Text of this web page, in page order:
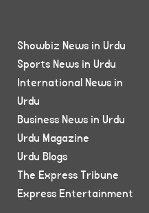
Showbiz News in Urdu
Sports News in Urdu
International News in
Urdu
Business News in Urdu
Urdu Magazine
Urdu Blogs
The Express Tribune
Express Entertainment